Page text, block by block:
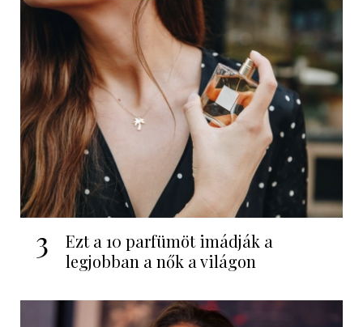
3
Ezt a 10 parfümöt imádják a
legjobban a nők a világon